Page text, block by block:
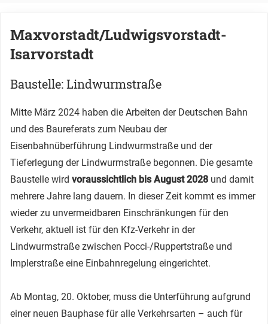
Maxvorstadt/Ludwigsvorstadt-
Isarvorstadt
Baustelle: Lindwurmstraße
Mitte März 2024 haben die Arbeiten der Deutschen Bahn
und des Baureferats zum Neubau der
Eisenbahnüberführung Lindwurmstraße und der
Tieferlegung der Lindwurmstraße begonnen. Die gesamte
Baustelle wird voraussichtlich bis August 2028 und damit
mehrere Jahre lang dauern. In dieser Zeit kommt es immer
wieder zu unvermeidbaren Einschränkungen für den
Verkehr, aktuell ist für den Kfz-Verkehr in der
Lindwurmstraße zwischen Pocci-/Ruppertstraße und
Implerstraße eine Einbahnregelung eingerichtet.
Ab Montag, 20. Oktober, muss die Unterführung aufgrund
einer neuen Bauphase für alle Verkehrsarten – auch für